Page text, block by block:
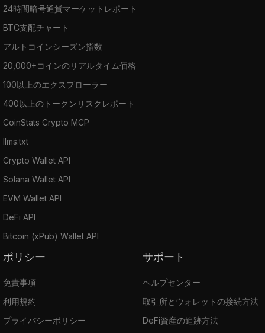
24時間暗号通貨マーケットレポート
BTC支配チャート
アルトコインシーズン指数
20,000+コインのリアルタイム価格
100以上のエクスプローラー
400以上のトークンリスクレポート
CoinStats Crypto MCP
llms.txt
Crypto Wallet API
Solana Wallet API
EVM Wallet API
DeFi API
Bitcoin (xPub) Wallet API
ポリシー
免責事項
利用規約
プライバシーポリシー
サポート
ヘルプセンター
取引所とウォレットの接続方法
DeFi資産の追跡方法